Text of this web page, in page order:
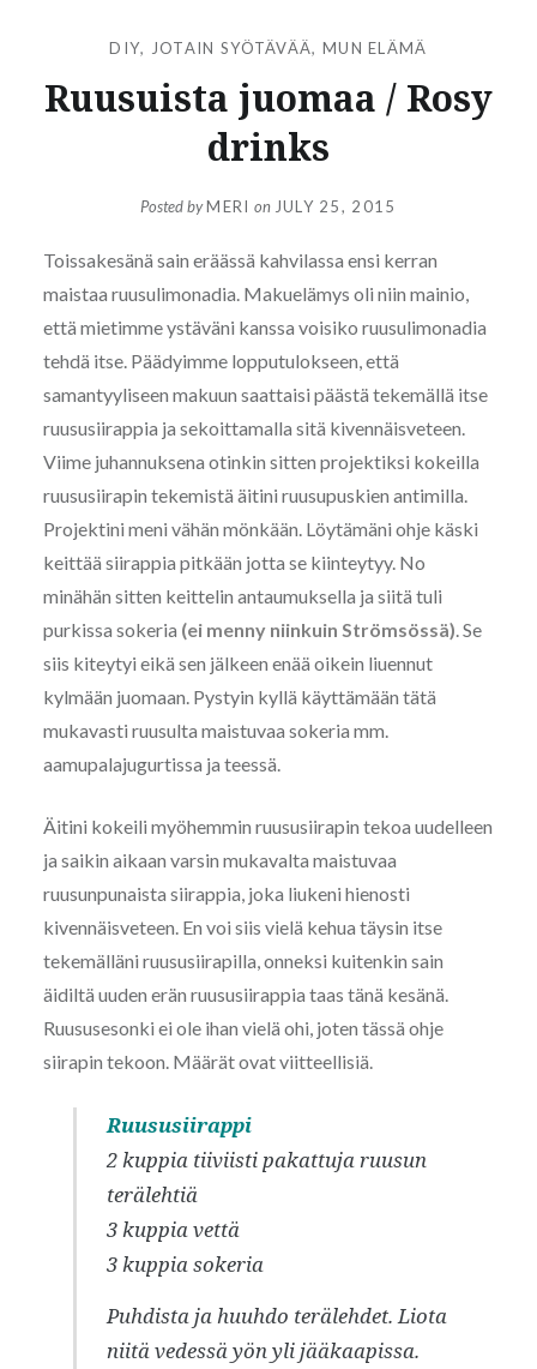
DIY, JOTAIN SYÖTÄVÄÄ, MUN ELÄMÄ
Ruusuista juomaa / Rosy
drinks
Posted byMERI on JULY 25, 2015
Toissakesänä sain eräässä kahvilassa ensi kerran
maistaa ruusulimonadia. Makuelämys oli niin mainio,
että mietimme ystäväni kanssa voisiko ruusulimonadia
tehdä itse. Päädyimme lopputulokseen, että
samantyyliseen makuun saattaisi päästä tekemällä itse
ruususiirappia ja sekoittamalla sitä kivennäisveteen.
Viime juhannuksena otinkin sitten projektiksi kokeilla
ruususiirapin tekemistä äitini ruusupuskien antimilla.
Projektini meni vähän mönkään. Löytämäni ohje käski
keittää siirappia pitkään jotta se kiinteytyy. No
minähän sitten keittelin antaumuksella ja siitä tuli
purkissa sokeria (ei menny niinkuin Strömsössä). Se
siis kiteytyi eikä sen jälkeen enää oikein liuennut
kylmään juomaan. Pystyin kyllä käyttämään tätä
mukavasti ruusulta maistuvaa sokeria mm.
aamupalajugurtissa ja teessä.
Äitini kokeili myöhemmin ruususiirapin tekoa uudelleen
ja saikin aikaan varsin mukavalta maistuvaa
ruusunpunaista siirappia, joka liukeni hienosti
kivennäisveteen. En voi siis vielä kehua täysin itse
tekemälläni ruususiirapilla, onneksi kuitenkin sain
äidiltä uuden erän ruususiirappia taas tänä kesänä.
Ruususesonki ei ole ihan vielä ohi, joten tässä ohje
siirapin tekoon. Määrät ovat viitteellisiä.
Ruususiirappi
2 kuppia tiiviisti pakattuja ruusun
terälehtiä
3 kuppia vettä
3 kuppia sokeria
Puhdista ja huuhdo terälehdet. Liota
niitä vedessä yön yli jääkaapissa.